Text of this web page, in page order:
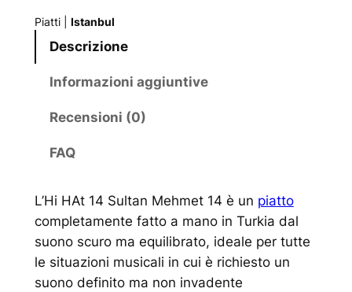
Piatti| Istanbul
Descrizione
Informazioni aggiuntive
Recensioni (0)
FAQ
L’Hi HAt 14 Sultan Mehmet 14 è un piatto
completamente fatto a mano in Turkia dal
suono scuro ma equilibrato, ideale per tutte
le situazioni musicali in cui è richiesto un
suono definito ma non invadente